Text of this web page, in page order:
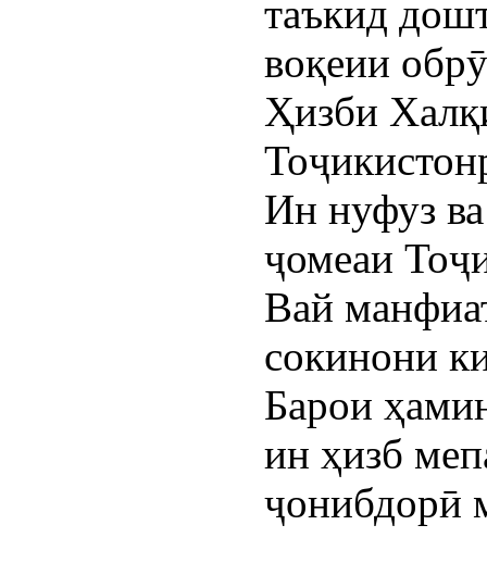
таъкид
воқеии
Ҳизби
Ин нуфуз
ҷомеаи
Вай
сокинони
Барои
ин ҳизб
ҷонибдорӣ